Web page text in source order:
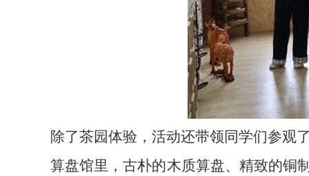
除了茶园体验，活动还带领同学们参观
算盘馆里，古朴的木质算盘、精致的